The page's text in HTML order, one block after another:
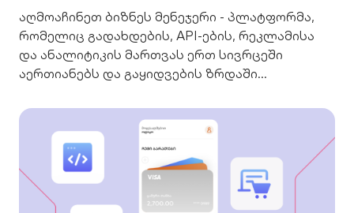
აღმოაჩინეთ ბიზნეს მენეჯერი - პლატფორმა,
რომელიც გადახდების, API-ების, რეკლამისა
და ანალიტიკის მართვას ერთ სივრცეში
აერთიანებს და გაყიდვების ზრდაში